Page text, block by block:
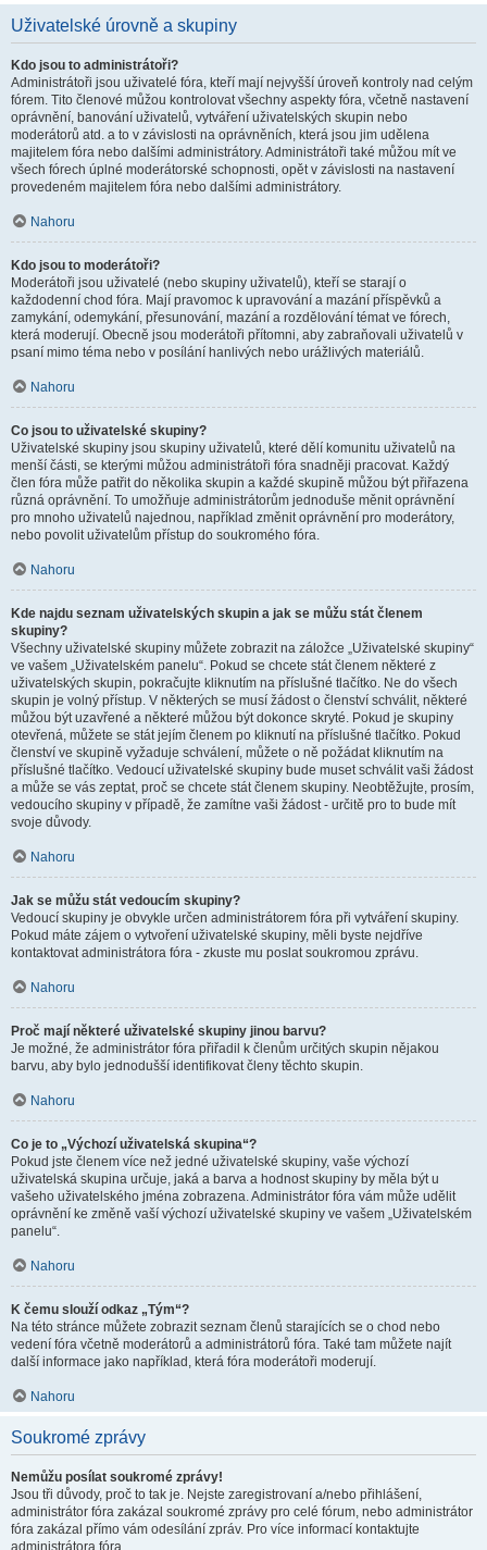
Uživatelské úrovně a skupiny
Kdo jsou to administrátoři?
Administrátoři jsou uživatelé fóra, kteří mají nejvyšší úroveň kontroly nad celým
fórem. Tito členové můžou kontrolovat všechny aspekty fóra, včetně nastavení
oprávnění, banování uživatelů, vytváření uživatelských skupin nebo
moderátorů atd. a to v závislosti na oprávněních, která jsou jim udělena
majitelem fóra nebo dalšími administrátory. Administrátoři také můžou mít ve
všech fórech úplné moderátorské schopnosti, opět v závislosti na nastavení
provedeném majitelem fóra nebo dalšími administrátory.
Nahoru
Kdo jsou to moderátoři?
Moderátoři jsou uživatelé (nebo skupiny uživatelů), kteří se starají o
každodenní chod fóra. Mají pravomoc k upravování a mazání příspěvků a
zamykání, odemykání, přesunování, mazání a rozdělování témat ve fórech,
která moderují. Obecně jsou moderátoři přítomni, aby zabraňovali uživatelů v
psaní mimo téma nebo v posílání hanlivých nebo urážlivých materiálů.
Nahoru
Co jsou to uživatelské skupiny?
Uživatelské skupiny jsou skupiny uživatelů, které dělí komunitu uživatelů na
menší části, se kterými můžou administrátoři fóra snadněji pracovat. Každý
člen fóra může patřit do několika skupin a každé skupině můžou být přiřazena
různá oprávnění. To umožňuje administrátorům jednoduše měnit oprávnění
pro mnoho uživatelů najednou, například změnit oprávnění pro moderátory,
nebo povolit uživatelům přístup do soukromého fóra.
Nahoru
Kde najdu seznam uživatelských skupin a jak se můžu stát členem
skupiny?
Všechny uživatelské skupiny můžete zobrazit na záložce „Uživatelské skupiny“
ve vašem „Uživatelském panelu“. Pokud se chcete stát členem některé z
uživatelských skupin, pokračujte kliknutím na příslušné tlačítko. Ne do všech
skupin je volný přístup. V některých se musí žádost o členství schválit, některé
můžou být uzavřené a některé můžou být dokonce skryté. Pokud je skupiny
otevřená, můžete se stát jejím členem po kliknutí na příslušné tlačítko. Pokud
členství ve skupině vyžaduje schválení, můžete o ně požádat kliknutím na
příslušné tlačítko. Vedoucí uživatelské skupiny bude muset schválit vaši žádost
a může se vás zeptat, proč se chcete stát členem skupiny. Neobtěžujte, prosím,
vedoucího skupiny v případě, že zamítne vaši žádost - určitě pro to bude mít
svoje důvody.
Nahoru
Jak se můžu stát vedoucím skupiny?
Vedoucí skupiny je obvykle určen administrátorem fóra při vytváření skupiny.
Pokud máte zájem o vytvoření uživatelské skupiny, měli byste nejdříve
kontaktovat administrátora fóra - zkuste mu poslat soukromou zprávu.
Nahoru
Proč mají některé uživatelské skupiny jinou barvu?
Je možné, že administrátor fóra přiřadil k členům určitých skupin nějakou
barvu, aby bylo jednodušší identifikovat členy těchto skupin.
Nahoru
Co je to „Výchozí uživatelská skupina“?
Pokud jste členem více než jedné uživatelské skupiny, vaše výchozí
uživatelská skupina určuje, jaká a barva a hodnost skupiny by měla být u
vašeho uživatelského jména zobrazena. Administrátor fóra vám může udělit
oprávnění ke změně vaší výchozí uživatelské skupiny ve vašem „Uživatelském
panelu“.
Nahoru
K čemu slouží odkaz „Tým“?
Na této stránce můžete zobrazit seznam členů starajících se o chod nebo
vedení fóra včetně moderátorů a administrátorů fóra. Také tam můžete najít
další informace jako například, která fóra moderátoři moderují.
Nahoru
Soukromé zprávy
Nemůžu posílat soukromé zprávy!
Jsou tři důvody, proč to tak je. Nejste zaregistrovaní a/nebo přihlášení,
administrátor fóra zakázal soukromé zprávy pro celé fórum, nebo administrátor
fóra zakázal přímo vám odesílání zpráv. Pro více informací kontaktujte
administrátora fóra.